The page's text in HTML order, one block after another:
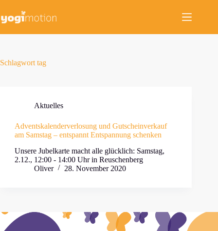
springen
Schlagwort tag
Aktuelles
Adventskalenderverlosung und Gutscheinverkauf
am Samstag – entspannt Entspannung schenken
Unsere Jubelkarte macht alle glücklich: Samstag,
2.12., 12:00 - 14:00 Uhr in Reuschenberg
Oliver
28. November 2020